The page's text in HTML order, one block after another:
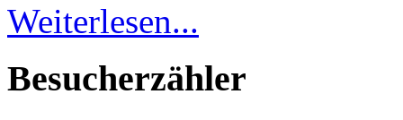
Weiterlesen...
Besucherzähler